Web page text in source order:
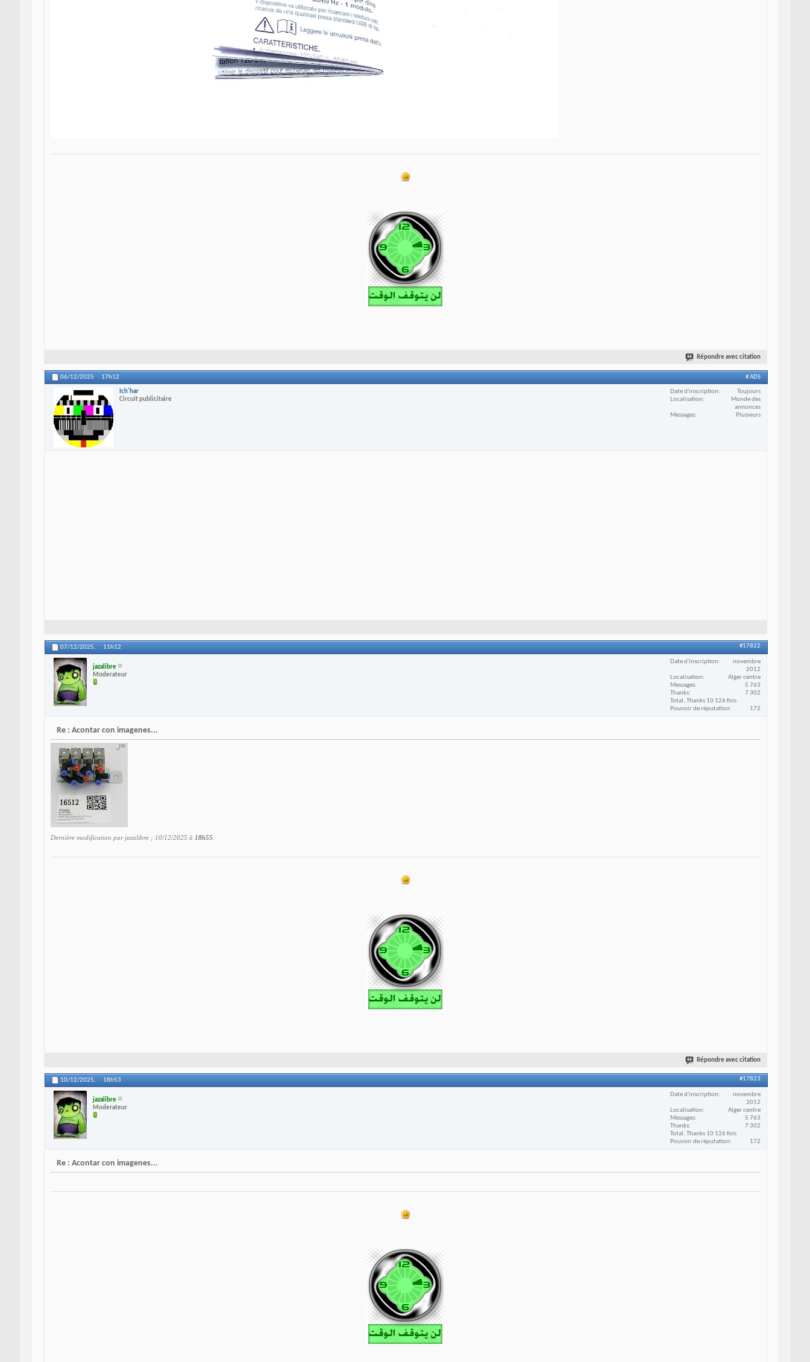
Répondre avec citation
06/12/2025 17h12 # ADS
Ich'har
Circuit publicitaire
Date d'inscription
Toujours
Localisation
Monde des
annonces
Messages
Plusieurs
07/12/2025, 11h12 #17822
jazalibre
Moderateur
Date d'inscription
novembre
2012
Localisation
Alger centre
Messages
5 763
Thanks
7 302
Total, Thanks 10 126 fois
Pouvoir de réputation
172
Re : Acontar con imagenes...
Dernière modification par jazalibre ; 10/12/2025 à 18h55.
Répondre avec citation
10/12/2025, 18h53 #17823
jazalibre
Moderateur
Date d'inscription
novembre
2012
Localisation
Alger centre
Messages
5 763
Thanks
7 302
Total, Thanks 10 126 fois
Pouvoir de réputation
172
Re : Acontar con imagenes...